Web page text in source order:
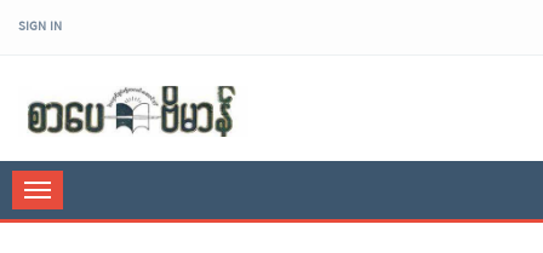
SIGN IN
Toggle
navigation